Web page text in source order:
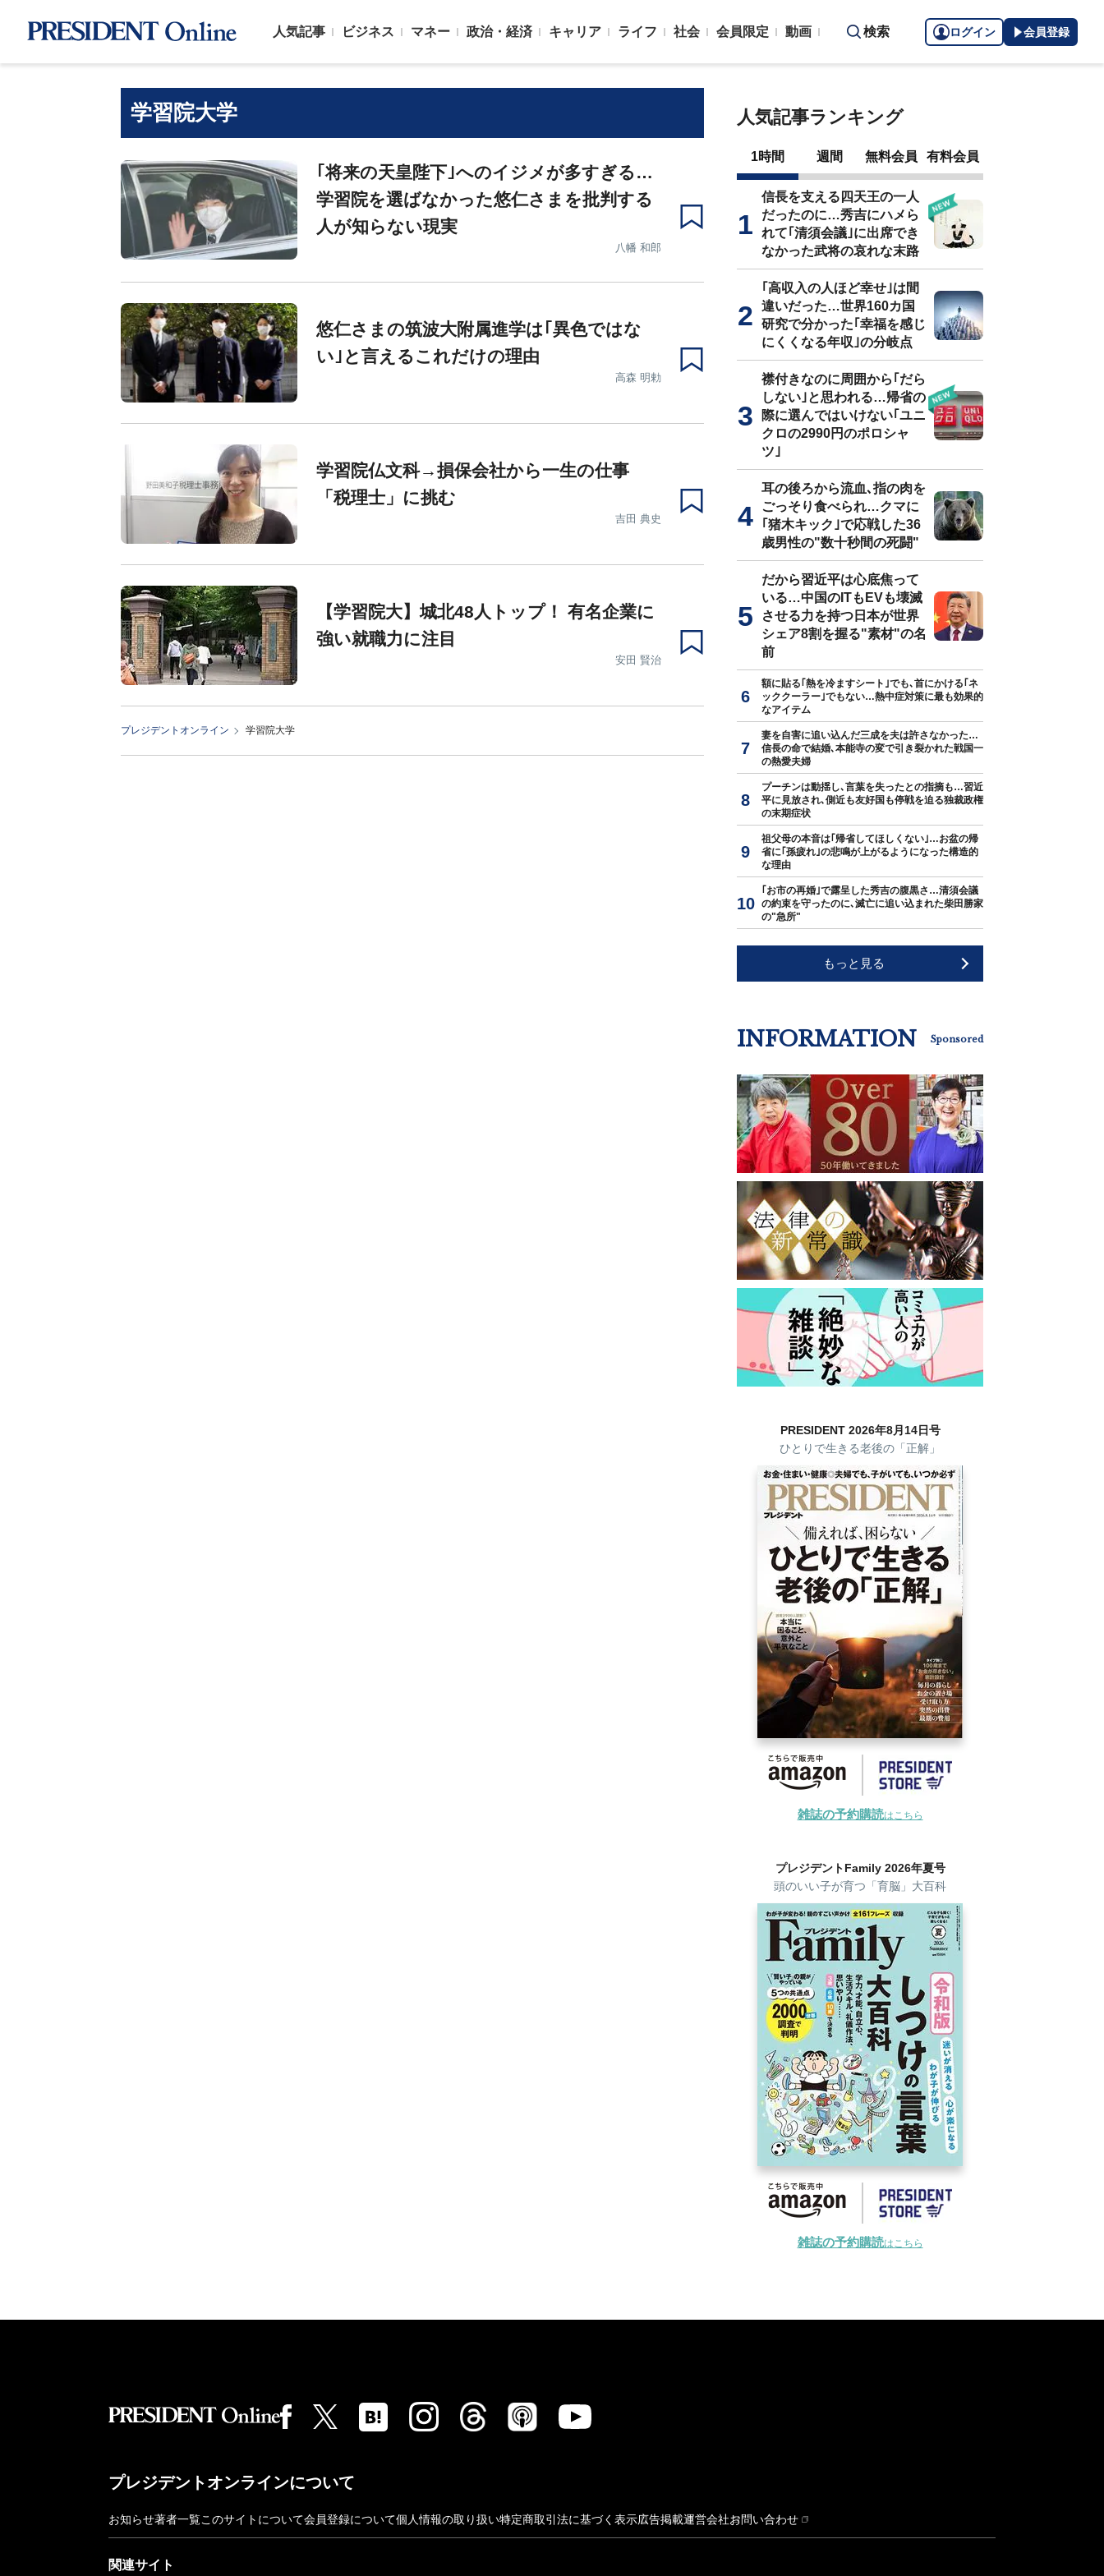
人気記事 ビジネス マネー 政治・経済 キャリア ライフ 社会 会員限定 動画 検索 ログイン 会員登録
学習院大学
｢将来の天皇陛下｣へのイジメが多すぎる…
学習院を選ばなかった悠仁さまを批判する
人が知らない現実
八幡 和郎
悠仁さまの筑波大附属進学は｢異色ではな
い｣と言えるこれだけの理由
高森 明勅
学習院仏文科→損保会社から一生の仕事
「税理士」に挑む
吉田 典史
【学習院大】城北48人トップ！ 有名企業に
強い就職力に注目
安田 賢治
プレジデントオンライン 学習院大学
人気記事ランキング
1時間 週間 無料会員 有料会員
信長を支える四天王の一人
だったのに…秀吉にハメら
れて｢清須会議｣に出席でき
なかった武将の哀れな末路
｢高収入の人ほど幸せ｣は間
違いだった…世界160カ国
研究で分かった｢幸福を感じ
にくくなる年収｣の分岐点
襟付きなのに周囲から｢だら
しない｣と思われる…帰省の
際に選んではいけない｢ユニ
クロの2990円のポロシャ
ツ｣
耳の後ろから流血､指の肉を
ごっそり食べられ…クマに
｢猪木キック｣で応戦した36
歳男性の"数十秒間の死闘"
だから習近平は心底焦って
いる…中国のITもEVも壊滅
させる力を持つ日本が世界
シェア8割を握る"素材"の名
前
額に貼る｢熱を冷ますシート｣でも､首にかける｢ネ
ッククーラー｣でもない…熱中症対策に最も効果的
なアイテム
妻を自害に追い込んだ三成を夫は許さなかった…
信長の命で結婚､本能寺の変で引き裂かれた戦国一
の熱愛夫婦
プーチンは動揺し､言葉を失ったとの指摘も…習近
平に見放され､側近も友好国も停戦を迫る独裁政権
の末期症状
祖父母の本音は｢帰省してほしくない｣…お盆の帰
省に｢孫疲れ｣の悲鳴が上がるようになった構造的
な理由
｢お市の再婚｣で露呈した秀吉の腹黒さ…清須会議
の約束を守ったのに､滅亡に追い込まれた柴田勝家
の"急所"
もっと見る
INFORMATION Sponsored
PRESIDENT 2026年8月14日号
ひとりで生きる老後の「正解」
雑誌の予約購読はこちら
プレジデントFamily 2026年夏号
頭のいい子が育つ「育脳」大百科
雑誌の予約購読はこちら
プレジデントオンラインについて
お知らせ著者一覧このサイトについて会員登録について個人情報の取り扱い特定商取引法に基づく表示広告掲載運営会社お問い合わせ
関連サイト